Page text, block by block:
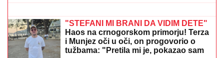
smene ambasadora - trojica su iz
našeg komšiluka